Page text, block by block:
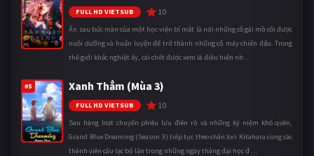
FULL HD VIETSUB 10
Ẩn sau bức màn của một học viện bí mật là nơi những cô gái mồ côi được
nuôi dưỡng và huấn luyện để trở thành những cỗ máy chiến đấu. Trong
thế giới khắc nghiệt ấy, cái chết được xem là điều hiển nh ...
#5 Xanh Thẳm (Mùa 3)
FULL HD VIETSUB 10
Sau hàng loạt chuyến phiêu lưu điên rồ và những kỷ niệm khó quên,
Grand Blue Dreaming (Season 3) tiếp tục theo chân Iori Kitahara cùng các
thành viên câu lạc bộ lặn trong những ngày tháng đại học đ ...